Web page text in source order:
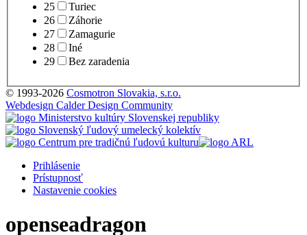
25
Turiec
26
Záhorie
27
Zamagurie
28
Iné
29
Bez zaradenia
© 1993-2026 Cosmotron Slovakia, s.r.o.
Webdesign Calder Design Community
Prihlásenie
Prístupnosť
Nastavenie cookies
openseadragon